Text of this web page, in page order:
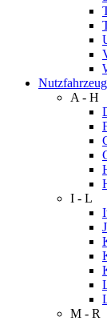
A - H
I - L
M - R